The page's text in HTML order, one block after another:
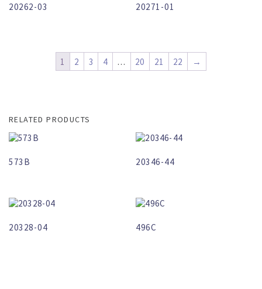
20262-03 20271-01
1 2 3 4 … 20 21 22 →
RELATED PRODUCTS
573B 20346-44
20328-04 496C